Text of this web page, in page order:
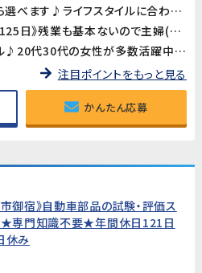
勤務時間は2パターンから選べます♪ライフスタイルに合わせてご相談ください！
《土日祝休み×年間休日125日》残業も基本ないので主婦(夫)の方も働きやすい♪
服装はオフィスカジュアル♪20代30代の女性が多数活躍中です!
注目ポイントをもっと見る
かんたん応募
御宿》自動車部品の試験・評価ス
★専門知識不要★年間休日121日
休み